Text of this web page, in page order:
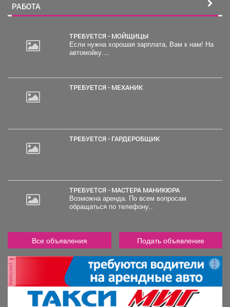
РАБОТА
ТРЕБУЕТСЯ - МОЙЩИЦЫ
Если нужна хорошая зарплата, Вам к нам! На
автомойку....
ТРЕБУЕТСЯ - МЕХАНИК
ТРЕБУЕТСЯ - ГАРДЕРОБЩИК
ТРЕБУЕТСЯ - МАСТЕРА МАНИКЮРА
Возможна аренда. По всем вопросам
обращаться по телефону..
Все объявления Подать объявление
реклама